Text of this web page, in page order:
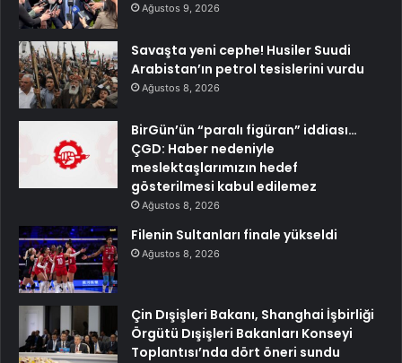
Ağustos 9, 2026
Savaşta yeni cephe! Husiler Suudi
Arabistan’ın petrol tesislerini vurdu
Ağustos 8, 2026
BirGün’ün “paralı figüran” iddiası…
ÇGD: Haber nedeniyle
meslektaşlarımızın hedef
gösterilmesi kabul edilemez
Ağustos 8, 2026
Filenin Sultanları finale yükseldi
Ağustos 8, 2026
Çin Dışişleri Bakanı, Shanghai İşbirliği
Örgütü Dışişleri Bakanları Konseyi
Toplantısı’nda dört öneri sundu